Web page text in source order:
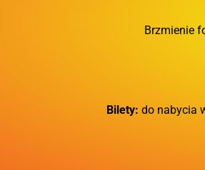
Brzmienie
Bilety: do nabycia